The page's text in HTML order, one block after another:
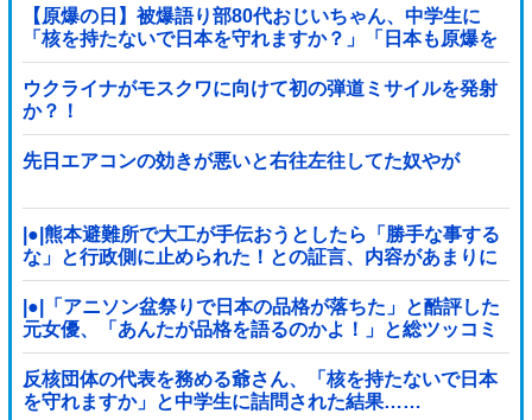
【原爆の日】被爆語り部80代おじいちゃん、中学生に
「核を持たないで日本を守れますか？」「日本も原爆を
持たないと負ける！」と言われ絶句 ………
ウクライナがモスクワに向けて初の弾道ミサイルを発射
か？！
先日エアコンの効きが悪いと右往左往してた奴やが
|●|熊本避難所で大工が手伝おうとしたら「勝手な事する
な」と行政側に止められた！との証言、内容があまりに
胡散臭すぎた結果……
|●|「アニソン盆祭りで日本の品格が落ちた」と酷評した
元女優、「あんたが品格を語るのかよ！」と総ツッコミ
を食らってしまい……
反核団体の代表を務める爺さん、「核を持たないで日本
を守れますか」と中学生に詰問された結果……